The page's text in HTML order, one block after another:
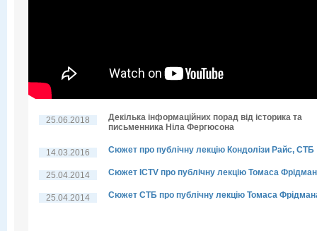
25.06.2018
Декілька інформаційних порад від історика та
письменника Ніла Фергюсона
14.03.2016 Сюжет про публічну лекцію Кондолізи Райс, СТБ
25.04.2014 Сюжет ICTV про публічну лекцію Томаса
25.04.2014 Сюжет СТБ про публічну лекцію Томаса